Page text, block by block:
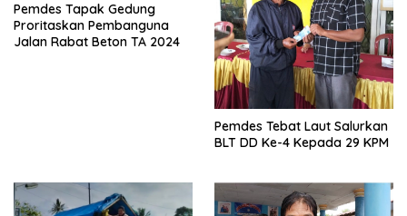
Pemdes Tapak Gedung
Proritaskan Pembanguna
Jalan Rabat Beton TA 2024
Pemdes Tebat Laut Salurkan
BLT DD Ke-4 Kepada 29 KPM